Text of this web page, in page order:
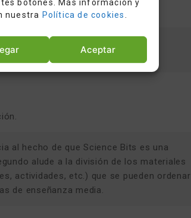
botones. Más información y
nuestra Política de cookies.
Aceptar
information
al hecho de que Science Bits es una
alude a la división de los materiales
actividades, etc.) que se pueden ordenar
de enseñanza media.